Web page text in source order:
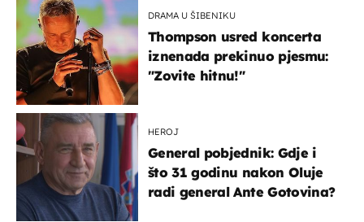
DRAMA U ŠIBENIKU
Thompson usred koncerta
iznenada prekinuo pjesmu:
"Zovite hitnu!"
HEROJ
General pobjednik: Gdje i
što 31 godinu nakon Oluje
radi general Ante Gotovina?